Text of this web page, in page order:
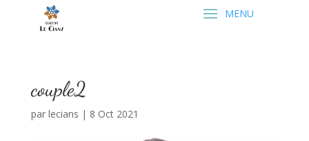
couple2
par lecians | 8 Oct 2021